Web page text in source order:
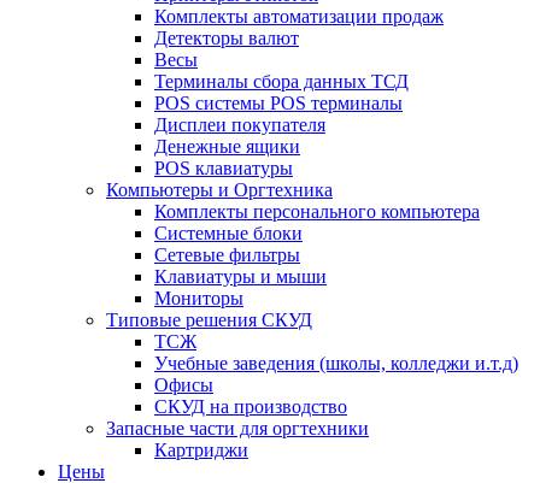
Комплекты автоматизации продаж
Детекторы валют
Весы
Терминалы сбора данных ТСД
POS системы POS терминалы
Дисплеи покупателя
Денежные ящики
POS клавиатуры
Компьютеры и Оргтехника
Комплекты персонального компьютера
Системные блоки
Сетевые фильтры
Клавиатуры и мыши
Мониторы
Типовые решения СКУД
ТСЖ
Учебные заведения (школы, колледжи и.т.д)
Офисы
СКУД на производство
Запасные части для оргтехники
Картриджи
Цены